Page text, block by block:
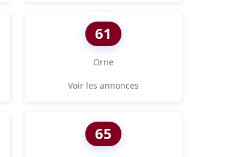
61
Orne
Voir les annonces
65